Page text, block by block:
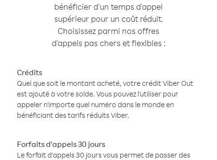
bénéficier d'un temps d'appel
supérieur pour un coût réduit.
Choisissez parmi nos offres
d'appels pas chers et flexibles :
Crédits
Quel que soit le montant acheté, votre crédit Viber Out
est ajouté à votre solde. Vous pouvez l'utiliser pour
appeler n'importe quel numéro dans le monde en
bénéficiant des tarifs réduits Viber.
Forfaits d'appels 30 jours
Le forfait d'appels 30 jours vous permet de passer des